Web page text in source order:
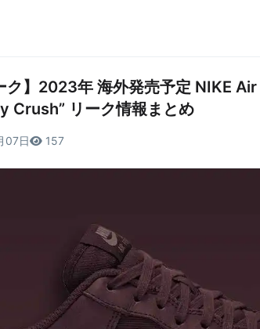
ク】2023年 海外発売予定 NIKE
Crush” リーク情報まとめ
07日 157